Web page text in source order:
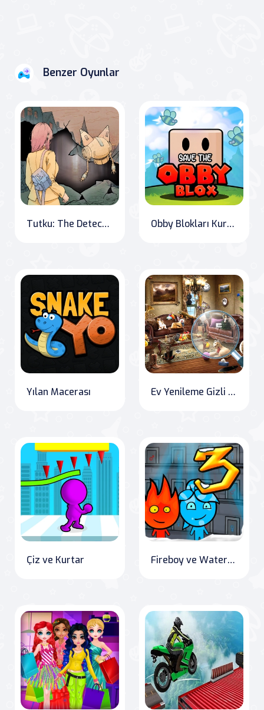
Benzer Oyunlar
Tutku: The Detective's Puzzle Obby Blokları Kurtar
Yılan Macerası Ev Yenileme Gizli Nesne
Çiz ve Kurtar Fireboy ve Watergirl 3 Buz Tapınağı